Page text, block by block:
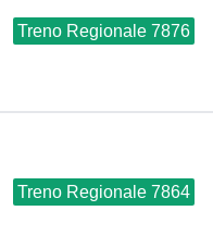
Treno Regionale 7876
Treno Regionale 7864